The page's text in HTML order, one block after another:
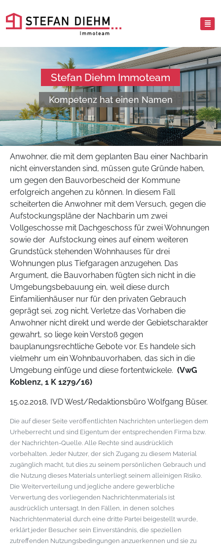
Stefan Diehm Immoteam
Kompetenz hat einen Namen
Anwohner, die mit dem geplanten Bau einer Nachbarin
nicht einverstanden sind, müssen gute Gründe haben,
um gegen den Bauvorbescheid der Kommune
erfolgreich angehen zu können. In diesem Fall
scheiterten die Anwohner mit dem Versuch, gegen die
Aufstockungspläne der Nachbarin um zwei
Vollgeschosse mit Dachgeschoss für zwei Wohnungen
sowie der Aufstockung eines auf einem weiteren
Grundstück stehenden Wohnhauses für drei
Wohnungen plus Tiefgaragen anzugehen. Das
Argument, die Bauvorhaben fügten sich nicht in die
Umgebungsbebauung ein, weil diese durch
Einfamilienhäuser nur für den privaten Gebrauch
geprägt sei, zog nicht. Verletze das Vorhaben die
Anwohner nicht direkt und werde der Gebietscharakter
gewahrt, so liege kein Verstoß gegen
bauplanungsrechtliche Gebote vor. Es handele sich
vielmehr um ein Wohnbauvorhaben, das sich in die
Umgebung einfüge und diese fortentwickele. (VwG
Koblenz, 1 K 1279/16)
15.02.2018, IVD West/Redaktionsbüro Wolfgang Büser.
Die auf dieser Seite veröffentlichten Nachrichten unterliegen dem
Urheberrecht und sind Eigentum der entsprechenden Firma bzw.
der Nachrichten-Quelle. Alle Rechte sind ausdrücklich
vorbehalten. Jeder Nutzer, der sich Zugang zu diesem Material
zugänglich macht, tut dies zu seinem persönlichen Gebrauch und
die Nutzung dieses Materials unterliegt seinem alleinigen Risiko.
Die Weiterverteilung und jegliche andere gewerbliche
Verwertung des vorliegenden Nachrichtenmaterials ist
ausdrücklich untersagt. In den Fällen, in denen solches
Nachrichtenmaterial durch eine dritte Partei beigestellt wurde,
erklärt jeder Besucher sein Einverständnis, die speziellen
zutreffenden Nutzungsbedingungen anzuerkennen und sie zu